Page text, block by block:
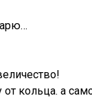
кольца. а